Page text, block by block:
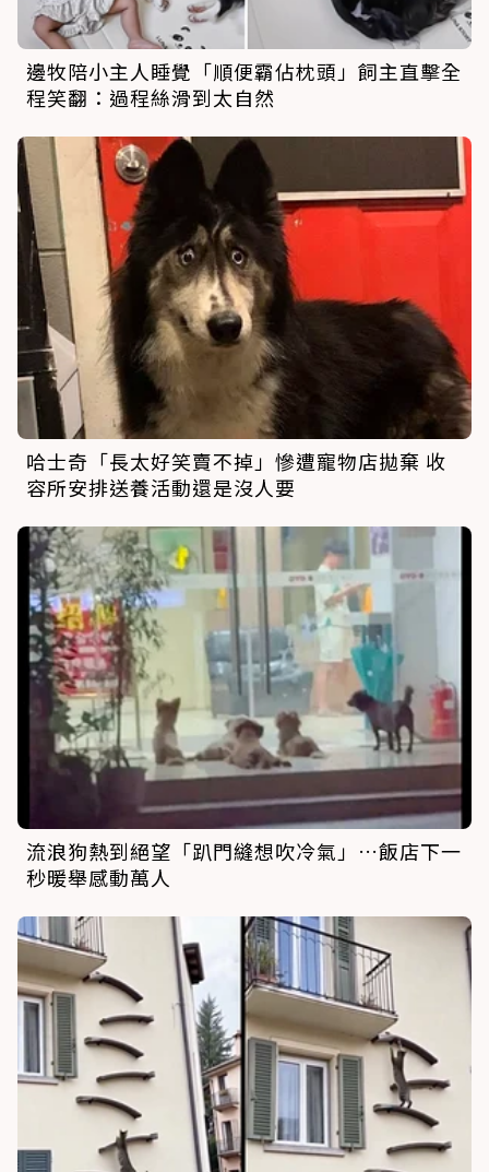
邊牧陪小主人睡覺「順便霸佔枕頭」飼主直擊全
程笑翻：過程絲滑到太自然
哈士奇「長太好笑賣不掉」慘遭寵物店拋棄 收
容所安排送養活動還是沒人要
流浪狗熱到絕望「趴門縫想吹冷氣」…飯店下一
秒暖舉感動萬人